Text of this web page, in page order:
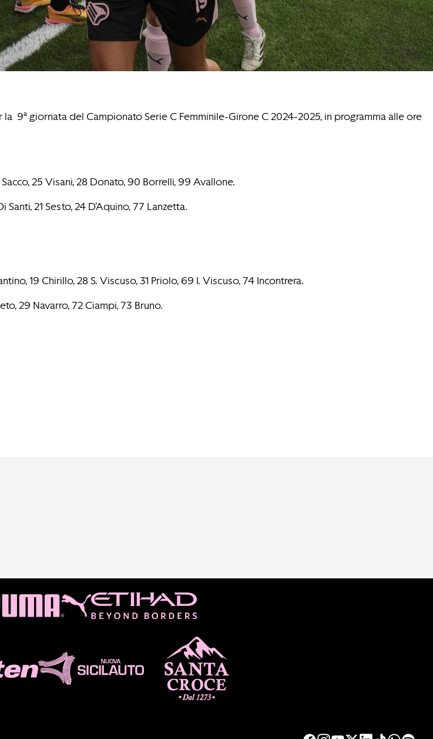
9ª giornata del Campionato Serie C Femminile-Girone C 2024-2025, in programma alle ore
25 Visani, 28 Donato, 90 Borrelli, 99 Avallone.
21 Sesto, 24 D’Aquino, 77 Lanzetta.
19 Chirillo, 28 S. Viscuso, 31 Priolo, 69 I. Viscuso, 74 Incontrera.
29 Navarro, 72 Ciampi, 73 Bruno.